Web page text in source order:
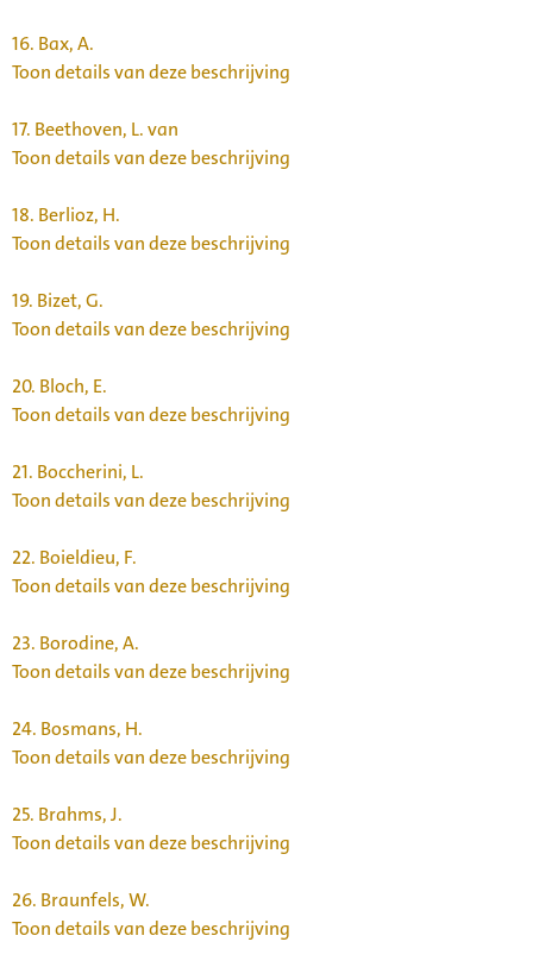
16. Bax, A.
Toon details van deze beschrijving
17. Beethoven, L. van
Toon details van deze beschrijving
18. Berlioz, H.
Toon details van deze beschrijving
19. Bizet, G.
Toon details van deze beschrijving
20. Bloch, E.
Toon details van deze beschrijving
21. Boccherini, L.
Toon details van deze beschrijving
22. Boieldieu, F.
Toon details van deze beschrijving
23. Borodine, A.
Toon details van deze beschrijving
24. Bosmans, H.
Toon details van deze beschrijving
25. Brahms, J.
Toon details van deze beschrijving
26. Braunfels, W.
Toon details van deze beschrijving